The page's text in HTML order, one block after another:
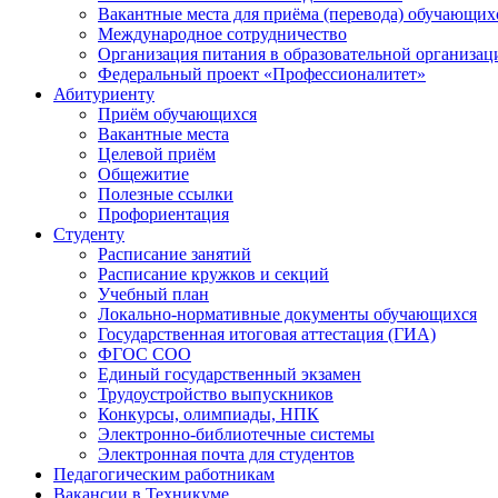
Вакантные места для приёма (перевода)
Международное сотрудничество
Организация питания в образовательной
Федеральный проект «Профессионалитет»
Абитуриенту
Приём обучающихся
Вакантные места
Целевой приём
Общежитие
Полезные ссылки
Профориентация
Студенту
Расписание занятий
Расписание кружков и секций
Учебный план
Локально-нормативные документы обучающихся
Государственная итоговая аттестация (ГИА)
ФГОС СОО
Единый государственный экзамен
Трудоустройство выпускников
Конкурсы, олимпиады, НПК
Электронно-библиотечные системы
Электронная почта для студентов
Педагогическим работникам
Вакансии в Техникуме